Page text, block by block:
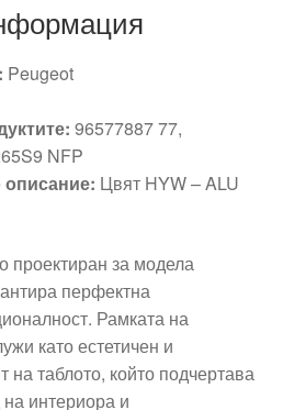
Peugeot
96577887 77,
NFP
Цвят HYW – ALU
проектиран за модела
перфектна
Рамката на
като естетичен и
таблото, който подчертава
интериора и